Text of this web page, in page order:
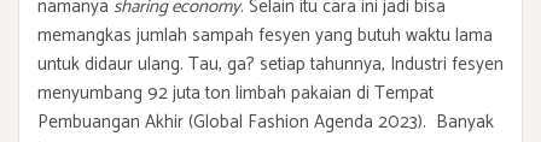
namanya sharing economy. Selain itu cara ini jadi bisa
memangkas jumlah sampah fesyen yang butuh waktu lama
untuk didaur ulang. Tau, ga? setiap tahunnya, Industri fesyen
menyumbang 92 juta ton limbah pakaian di Tempat
Pembuangan Akhir (Global Fashion Agenda 2023). Banyak